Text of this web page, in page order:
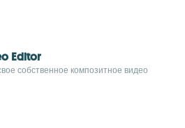
Editor
собственное композитное видео